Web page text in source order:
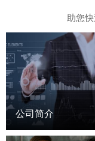
助您
公司简介